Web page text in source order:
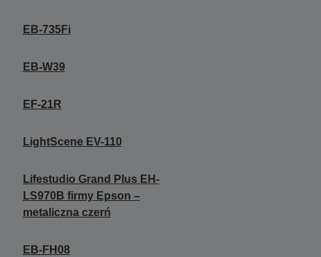
EB-735Fi
EB-W39
EF-21R
LightScene EV-110
Lifestudio Grand Plus EH-
LS970B firmy Epson –
metaliczna czerń
EB-FH08